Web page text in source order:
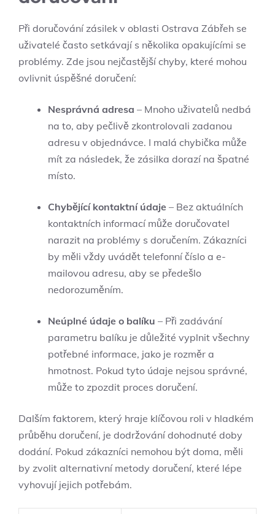
Při doručování zásilek v oblasti Ostrava Zábřeh se
uživatelé často setkávají s několika opakujícími se
problémy. Zde jsou nejčastější chyby, které mohou
ovlivnit úspěšné doručení:
Nesprávná adresa – Mnoho uživatelů nedbá
na to, aby pečlivě zkontrolovali zadanou
adresu v objednávce. I malá chybička může
mít za následek, že zásilka dorazí na špatné
místo.
Chybějící kontaktní údaje – Bez aktuálních
kontaktních informací může doručovatel
narazit na problémy s doručením. Zákazníci
by měli vždy uvádět telefonní číslo a e-
mailovou adresu, aby se předešlo
nedorozuměním.
Neúplné údaje o balíku – Při zadávání
parametru balíku je důležité vyplnit všechny
potřebné informace, jako je rozměr a
hmotnost. Pokud tyto údaje nejsou správné,
může to zpozdit proces doručení.
Dalším faktorem, který hraje klíčovou roli v hladkém
průběhu doručení, je dodržování dohodnuté doby
dodání. Pokud zákazníci nemohou být doma, měli
by zvolit alternativní metody doručení, které lépe
vyhovují jejich potřebám.